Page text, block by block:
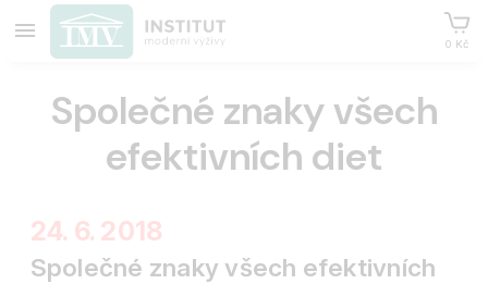
0 Kč
Společné znaky všech
efektivních diet
24. 6. 2018
Společné znaky všech efektivních